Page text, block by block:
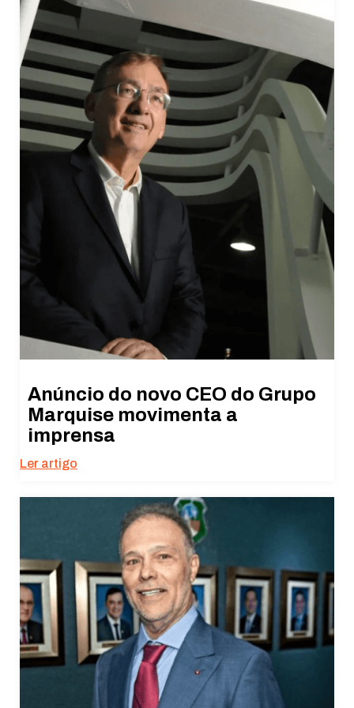
Anúncio do novo CEO do Grupo
Marquise movimenta a
imprensa
Ler artigo
Necessário
Esses cookies
não são
opcionais. São
necessários
para o
funcionamento
do site.